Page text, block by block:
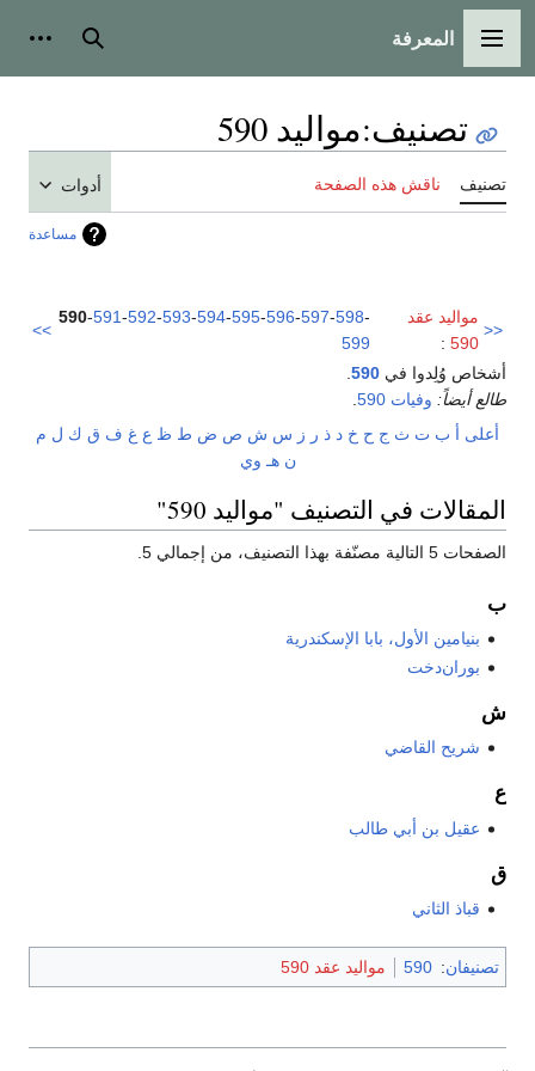
القائمة الرئيسية
المعرفة بحث
تصنيف:مواليد 590
تصنيف ناقش هذه الصفحة أدوات
مساعدة
<<
مواليد عقد
590
:
590-591-592-593-594-595-596-597-598-
599
>>
أشخاص وُلِدوا في 590
طالع أيضاً: وفيات 590
أعلى أ ب ت ث ج ح خ د ذ ر ز س ش ص ض ط ظ ع غ ف ق ك ل م
ن هـ وي
المقالات في التصنيف "مواليد 590"
الصفحات 5 التالية مصنّفة بهذا التصنيف، من إجمالي 5.
ب
بنيامين الأول، بابا الإسكندرية
بوران‌دخت
ش
شريح القاضي
ع
عقيل بن أبي طالب
ق
قباذ الثاني
تصنيفان:
590 مواليد عقد 590